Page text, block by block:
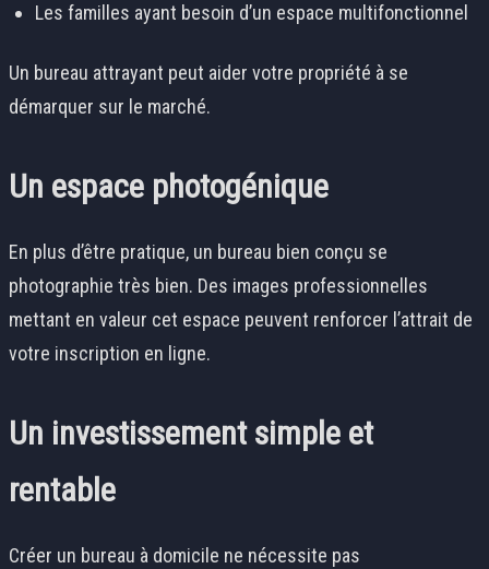
Les familles ayant besoin d’un espace multifonctionnel
Un bureau attrayant peut aider votre propriété à se
démarquer sur le marché.
Un espace photogénique
En plus d’être pratique, un bureau bien conçu se
photographie très bien. Des images professionnelles
mettant en valeur cet espace peuvent renforcer l’attrait de
votre inscription en ligne.
Un investissement simple et
rentable
Créer un bureau à domicile ne nécessite pas